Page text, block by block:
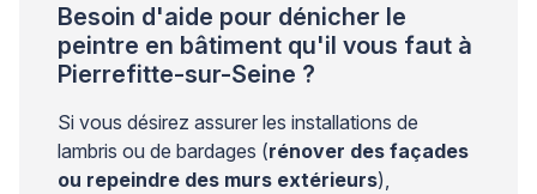
Besoin d'aide pour dénicher le
peintre en bâtiment qu'il vous faut à
Pierrefitte-sur-Seine ?
Si vous désirez assurer les installations de
lambris ou de bardages (rénover des façades
ou repeindre des murs extérieurs),